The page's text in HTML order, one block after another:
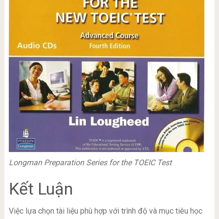
Longman Preparation Series for the TOEIC Test
Kết Luận
Việc lựa chọn tài liệu phù hợp với trình độ và mục tiêu học